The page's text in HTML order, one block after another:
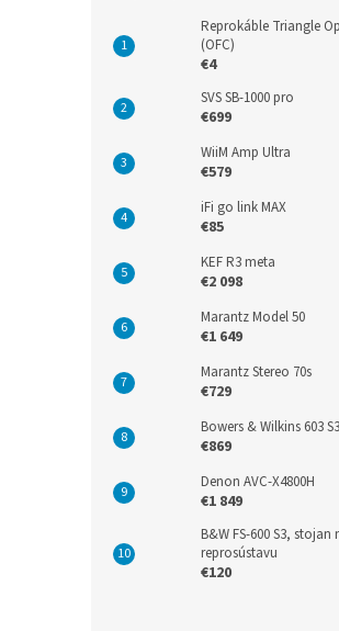
Reprokáble Triangle
(OFC)
€4
SVS SB-1000 pro
€699
WiiM Amp Ultra
€579
iFi go link MAX
€85
KEF R3 meta
€2 098
Marantz Model 50
€1 649
Marantz Stereo 70s
€729
Bowers & Wilkins 603 S3
€869
Denon AVC-X4800H
€1 849
B&W FS-600 S3, stojan
reprosústavu
€120